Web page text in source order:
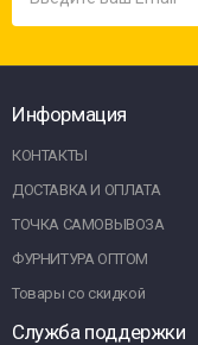
Информация
КОНТАКТЫ
ДОСТАВКА И ОПЛАТА
ТОЧКА САМОВЫВОЗА
ФУРНИТУРА ОПТОМ
Товары со скидкой
Служба поддержки